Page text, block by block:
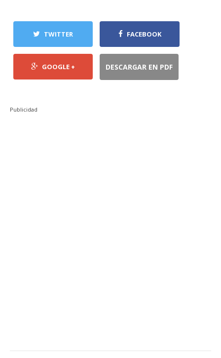
TWITTER FACEBOOK
GOOGLE + DESCARGAR EN PDF
Publicidad